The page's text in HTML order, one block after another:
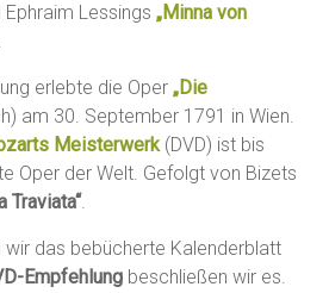
Ephraim Lessings„Minna von
erlebte die Oper„Die
am 30. September 1791 in Wien.
Meisterwerk(DVD) ist bis
Oper der Welt. Gefolgt von Bizets
Traviata“.
das bebücherte Kalenderblatt
Empfehlung beschließen wir es.